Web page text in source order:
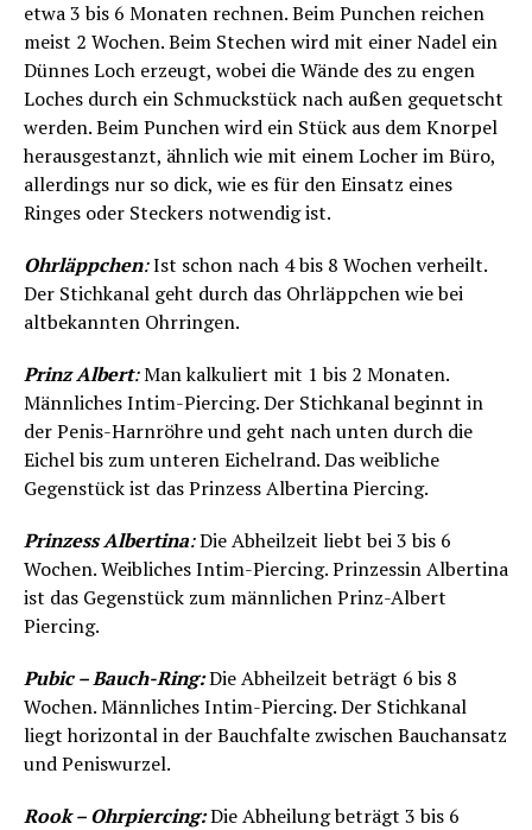
etwa 3 bis 6 Monaten rechnen. Beim Punchen reichen
meist 2 Wochen. Beim Stechen wird mit einer Nadel ein
Dünnes Loch erzeugt, wobei die Wände des zu engen
Loches durch ein Schmuckstück nach außen gequetscht
werden. Beim Punchen wird ein Stück aus dem Knorpel
herausgestanzt, ähnlich wie mit einem Locher im Büro,
allerdings nur so dick, wie es für den Einsatz eines
Ringes oder Steckers notwendig ist.
Ohrläppchen:Ist schon nach 4 bis 8 Wochen verheilt.
Der Stichkanal geht durch das Ohrläppchen wie bei
altbekannten Ohrringen.
Prinz Albert:Man kalkuliert mit 1 bis 2 Monaten.
Männliches Intim-Piercing. Der Stichkanal beginnt in
der Penis-Harnröhre und geht nach unten durch die
Eichel bis zum unteren Eichelrand. Das weibliche
Gegenstück ist das Prinzess Albertina Piercing.
Prinzess Albertina:Die Abheilzeit liebt bei 3 bis 6
Wochen. Weibliches Intim-Piercing. Prinzessin Albertina
ist das Gegenstück zum männlichen Prinz-Albert
Piercing.
Pubic – Bauch-Ring:Die Abheilzeit beträgt 6 bis 8
Wochen. Männliches Intim-Piercing. Der Stichkanal
liegt horizontal in der Bauchfalte zwischen Bauchansatz
und Peniswurzel.
Rook – Ohrpiercing:Die Abheilung beträgt 3 bis 6